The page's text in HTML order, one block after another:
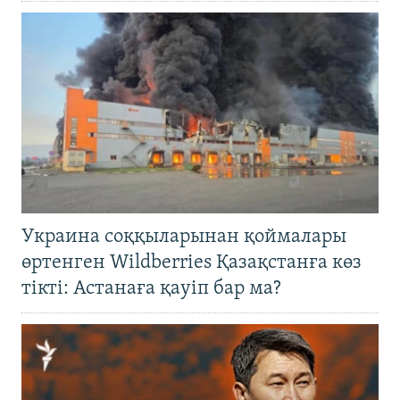
Украина соққыларынан қоймалары
өртенген Wildberries Қазақстанға көз
тікті: Астанаға қауіп бар ма?